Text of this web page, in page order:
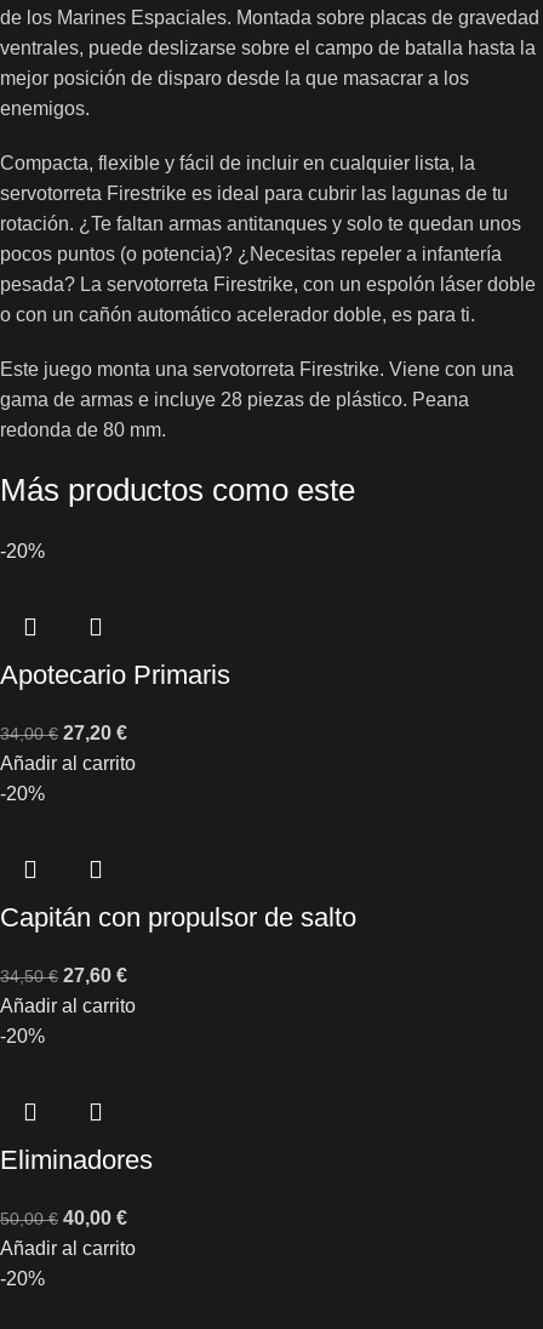
de los Marines Espaciales. Montada sobre placas de gravedad
ventrales, puede deslizarse sobre el campo de batalla hasta la
mejor posición de disparo desde la que masacrar a los
enemigos.
Compacta, flexible y fácil de incluir en cualquier lista, la
servotorreta Firestrike es ideal para cubrir las lagunas de tu
rotación. ¿Te faltan armas antitanques y solo te quedan unos
pocos puntos (o potencia)? ¿Necesitas repeler a infantería
pesada? La servotorreta Firestrike, con un espolón láser doble
o con un cañón automático acelerador doble, es para ti.
Este juego monta una servotorreta Firestrike. Viene con una
gama de armas e incluye 28 piezas de plástico. Peana
redonda de 80 mm.
Más productos como este
-20%
Apotecario Primaris
34,00€ 27,20 €
Añadir al carrito
-20%
Capitán con propulsor de salto
34,50€ 27,60 €
Añadir al carrito
-20%
Eliminadores
50,00€ 40,00 €
Añadir al carrito
-20%